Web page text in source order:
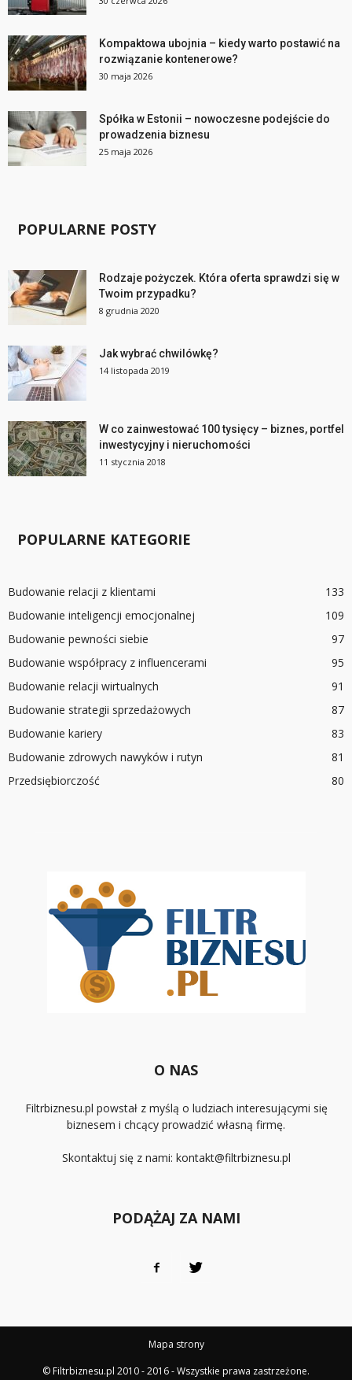
Kompaktowa ubojnia – kiedy warto postawić na
rozwiązanie kontenerowe?
30 maja 2026
Spółka w Estonii – nowoczesne podejście do
prowadzenia biznesu
25 maja 2026
POPULARNE POSTY
Rodzaje pożyczek. Która oferta sprawdzi się w
Twoim przypadku?
8 grudnia 2020
Jak wybrać chwilówkę?
14 listopada 2019
W co zainwestować 100 tysięcy – biznes, portfel
inwestycyjny i nieruchomości
11 stycznia 2018
POPULARNE KATEGORIE
Budowanie relacji z klientami
133
Budowanie inteligencji emocjonalnej
109
Budowanie pewności siebie
97
Budowanie współpracy z influencerami
95
Budowanie relacji wirtualnych
91
Budowanie strategii sprzedażowych
87
Budowanie kariery
83
Budowanie zdrowych nawyków i rutyn
81
Przedsiębiorczość
80
O NAS
Filtrbiznesu.pl powstał z myślą o ludziach interesującymi się
biznesem i chcący prowadzić własną firmę.
Skontaktuj się z nami: kontakt@filtrbiznesu.pl
PODĄŻAJ ZA NAMI
Mapa strony
© Filtrbiznesu.pl 2010 - 2016 - Wszystkie prawa zastrzeżone.